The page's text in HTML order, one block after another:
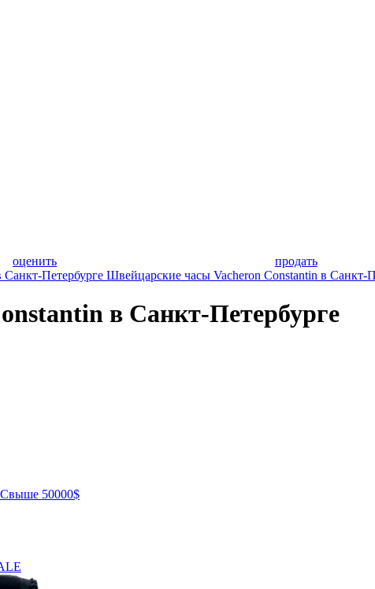
оценить продать
Петербурге Швейцарские часы Vacheron Constantin в Санкт-
в Санкт-Петербурге
Свыше 50000$